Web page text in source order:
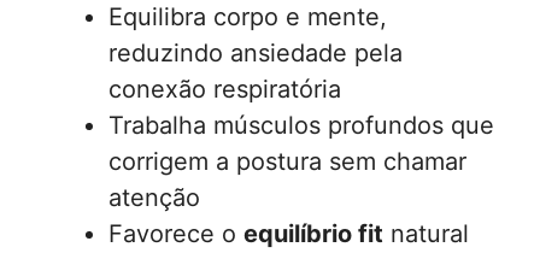
Equilibra corpo e mente,
reduzindo ansiedade pela
conexão respiratória
Trabalha músculos profundos que
corrigem a postura sem chamar
atenção
Favorece o equilíbrio fit natural